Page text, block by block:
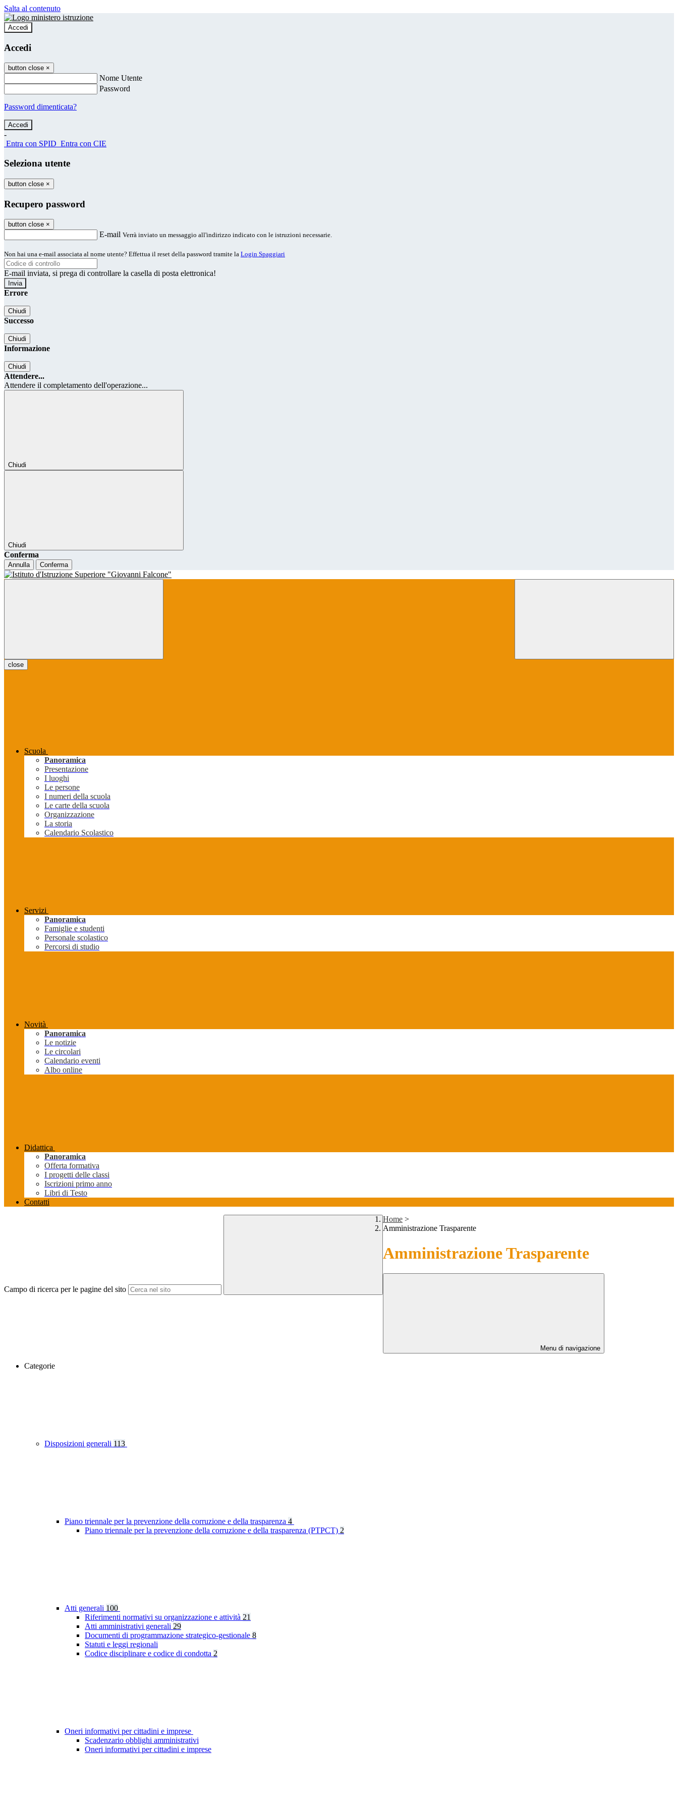
Salta al contenuto
Accedi
Accedi
button close ×
Nome Utente
Password
Password dimenticata?
-
Entra con SPID Entra con CIE
Seleziona utente
button close ×
Recupero password
button close ×
E-mail Verrà inviato un messaggio all'indirizzo indicato con le istruzioni necessarie.
Non hai una e-mail associata al nome utente? Effettua il reset della password tramite la Login Spaggiari
E-mail inviata, si prega di controllare la casella di posta elettronica!
Errore
Chiudi
Successo
Chiudi
Informazione
Chiudi
Attendere...
Attendere il completamento dell'operazione...
Chiudi
Chiudi
Conferma
Annulla Conferma
close
Scuola
Panoramica
Presentazione
I luoghi
Le persone
I numeri della scuola
Le carte della scuola
Organizzazione
La storia
Calendario Scolastico
Servizi
Panoramica
Famiglie e studenti
Personale scolastico
Percorsi di studio
Novità
Panoramica
Le notizie
Le circolari
Calendario eventi
Albo online
Didattica
Panoramica
Offerta formativa
I progetti delle classi
Iscrizioni primo anno
Libri di Testo
Contatti
Campo di ricerca per le pagine del sito
Home >
Amministrazione Trasparente
Amministrazione Trasparente
Menu di navigazione
Categorie
Disposizioni generali 113
Piano triennale per la prevenzione della corruzione e della trasparenza 4
Piano triennale per la prevenzione della corruzione e della trasparenza (PTPCT) 2
Atti generali 100
Riferimenti normativi su organizzazione e attività 21
Atti amministrativi generali 29
Documenti di programmazione strategico-gestionale 8
Statuti e leggi regionali
Codice disciplinare e codice di condotta 2
Oneri informativi per cittadini e imprese
Scadenzario obblighi amministrativi
Oneri informativi per cittadini e imprese